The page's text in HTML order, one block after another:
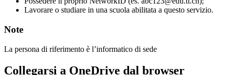
Lavorare o studiare in una scuola abilitata a questo servizio.
Note
La persona di riferimento è l’informatico di sede
Collegarsi a OneDrive dal browser